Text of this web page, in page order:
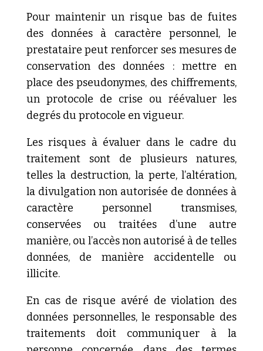
Pour maintenir un risque bas de fuites
des données à caractère personnel, le
prestataire peut renforcer ses mesures de
conservation des données : mettre en
place des pseudonymes, des chiffrements,
un protocole de crise ou réévaluer les
degrés du protocole en vigueur.
Les risques à évaluer dans le cadre du
traitement sont de plusieurs natures,
telles la destruction, la perte, l’altération,
la divulgation non autorisée de données à
caractère personnel transmises,
conservées ou traitées d’une autre
manière, ou l’accès non autorisé à de telles
données, de manière accidentelle ou
illicite.
En cas de risque avéré de violation des
données personnelles, le responsable des
traitements doit communiquer à la